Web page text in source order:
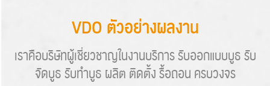
VDO ตัวอย่างผลงาน
เราคือบริษัทผู้เชี่ยวชาญในงานบริการ รับออกแบบบูธ รับ
จัดบูธ รับทำบูธ ผลิต ติดตั้ง รื้อถอน ครบวงจร